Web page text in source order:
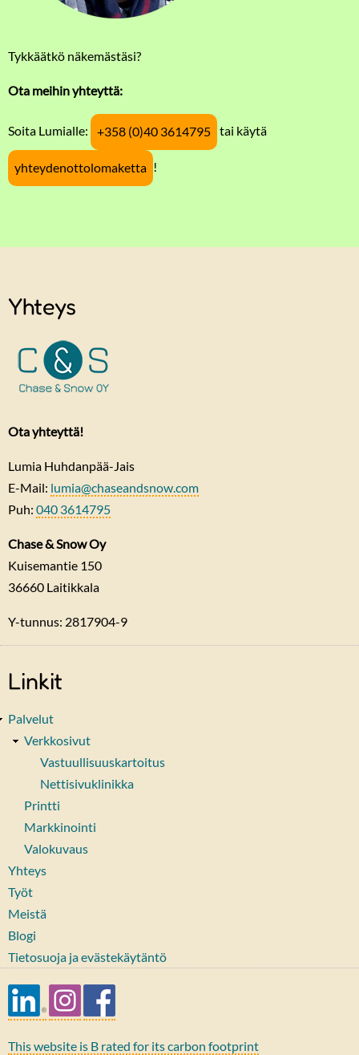
Tykkäätkö näkemästäsi?
Ota meihin yhteyttä:
Soita Lumialle: +358 (0)40 3614795 tai käytä
yhteydenottolomaketta !
Yhteys
Ota yhteyttä!
Lumia Huhdanpää-Jais
E-Mail: lumia@chaseandsnow.com
Puh: 040 3614795
Chase & Snow Oy
Kuisemantie 150
36660 Laitikkala
Y-tunnus: 2817904-9
Linkit
Palvelut
Verkkosivut
Vastuullisuuskartoitus
Nettisivuklinikka
Printti
Markkinointi
Valokuvaus
Yhteys
Työt
Meistä
Blogi
Tietosuoja ja evästekäytäntö
This website is B rated for its carbon footprint